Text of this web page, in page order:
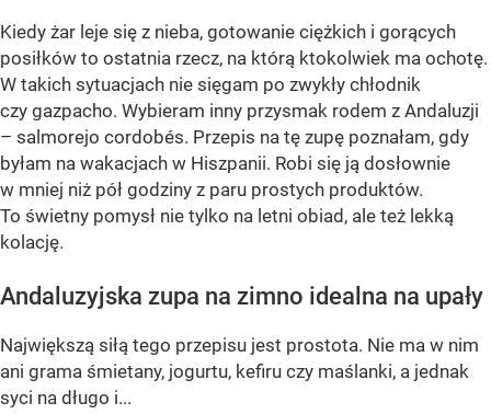
Kiedy żar leje się z nieba, gotowanie ciężkich i gorących
posiłków to ostatnia rzecz, na którą ktokolwiek ma ochotę.
W takich sytuacjach nie sięgam po zwykły chłodnik
czy gazpacho. Wybieram inny przysmak rodem z Andaluzji
– salmorejo cordobés. Przepis na tę zupę poznałam, gdy
byłam na wakacjach w Hiszpanii. Robi się ją dosłownie
w mniej niż pół godziny z paru prostych produktów.
To świetny pomysł nie tylko na letni obiad, ale też lekką
kolację.
Andaluzyjska zupa na zimno idealna na upały
Największą siłą tego przepisu jest prostota. Nie ma w nim
ani grama śmietany, jogurtu, kefiru czy maślanki, a jednak
syci na długo i...